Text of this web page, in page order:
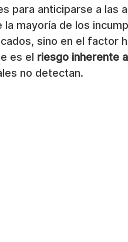
para anticiparse a las
la mayoría de los
sino en el factor
es el riesgo inherente
no detectan.